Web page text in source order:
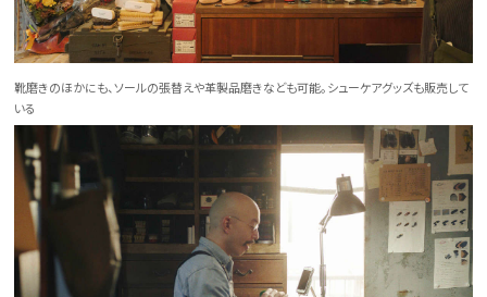
靴磨きのほかにも、ソールの張替えや革製品磨きなども可能。シューケアグッズも販売して
いる